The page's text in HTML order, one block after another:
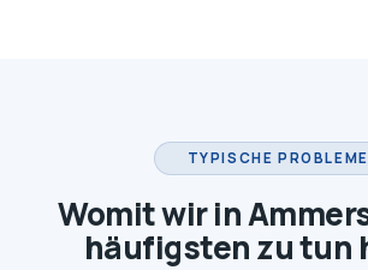
TYPISCHE PROBLEME
Womit wir in
häufigsten zu tun